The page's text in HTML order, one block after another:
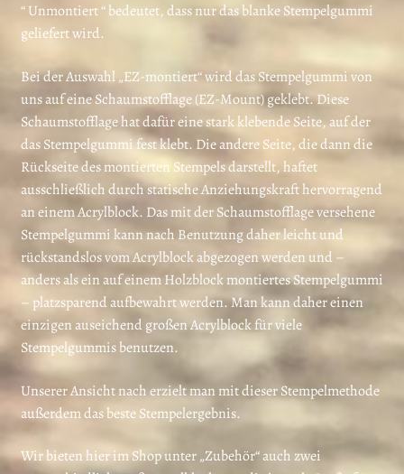
“ Unmontiert “ bedeutet, dass nur das blanke Stempelgummi
geliefert wird.
Bei der Auswahl „EZ-montiert“ wird das Stempelgummi von
uns auf eine Schaumstofflage (EZ-Mount) geklebt. Diese
Schaumstofflage hat dafür eine stark klebende Seite, auf der
das Stempelgummi fest klebt. Die andere Seite, die dann die
Rückseite des montierten Stempels darstellt, haftet
ausschließlich durch statische Anziehungskraft hervorragend
an einem Acrylblock. Das mit der Schaumstofflage versehene
Stempelgummi kann nach Benutzung daher leicht und
rückstandslos vom Acrylblock abgezogen werden und –
anders als ein auf einem Holzblock montiertes Stempelgummi
– platzsparend aufbewahrt werden. Man kann daher einen
einzigen auseichend großen Acrylblock für viele
Stempelgummis benutzen.
Unserer Ansicht nach erzielt man mit dieser Stempelmethode
außerdem das beste Stempelergebnis.
Wir bieten hier im Shop unter „Zubehör“ auch zwei